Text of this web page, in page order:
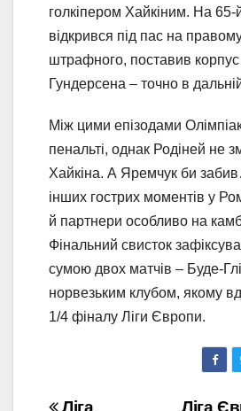
голкіпером Хайкіним. На 65-
відкрився під пас на правому
штрафного, поставив корпус
Гундерсена – точно в
Між цими епізодами
пенальті, однак Родіней не
Хайкіна. А Яремчук би
інших гострих моментів у
й партнери особливо на
Фінальний свисток
сумою двох матчів – Буде-
норвезьким клубом, якому
1/4 фіналу Ліги Європи.
Ліга
Ліга